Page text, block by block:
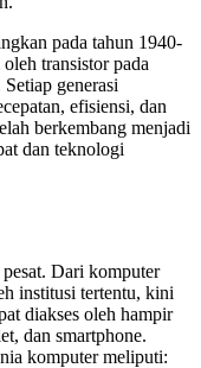
pada tahun 1940-
transistor pada
generasi
efisiensi, dan
berkembang menjadi
dan teknologi
Dari komputer
institusi tertentu, kini
diakses oleh hampir
dan smartphone.
komputer meliputi: